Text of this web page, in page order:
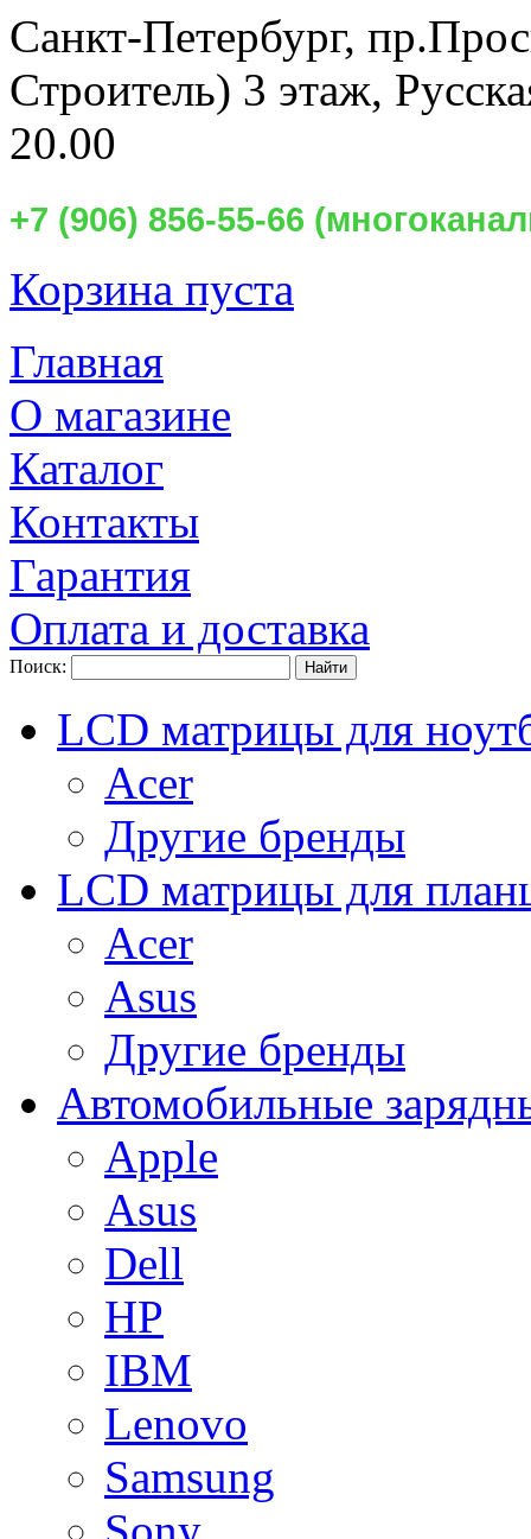
Санкт-Петербург,
Строитель) 3 этаж,
20.00
+7 (906) 856-55-66
Корзина пуста
Главная
О магазине
Каталог
Контакты
Гарантия
Оплата и доставка
Поиск:
LCD матрицы для
Acer
Другие бренды
LCD матрицы для
Acer
Asus
Другие бренды
Автомобильные
Apple
Asus
Dell
HP
IBM
Lenovo
Samsung